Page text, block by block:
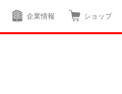
企業情報 ショップ